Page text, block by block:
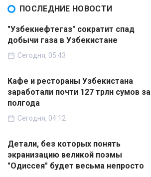
ПОСЛЕДНИЕ НОВОСТИ
"Узбекнефтегаз" сократит спад
добычи газа в Узбекистане
Сегодня, 05:43
Кафе и рестораны Узбекистана
заработали почти 127 трлн сумов за
полгода
Сегодня, 04:12
Детали, без которых понять
экранизацию великой поэмы
"Одиссея" будет весьма непросто